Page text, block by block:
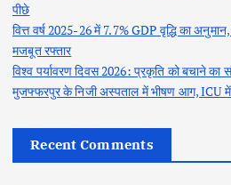
पीछे
वित्त वर्ष 2025-26 में 7.7% GDP वृद्धि का
मजबूत रफ्तार
विश्व पर्यावरण दिवस 2026: प्रकृति को बचाने का
मुजफ्फरपुर के निजी अस्पताल में भीषण आग, ICU में
Recent Comments